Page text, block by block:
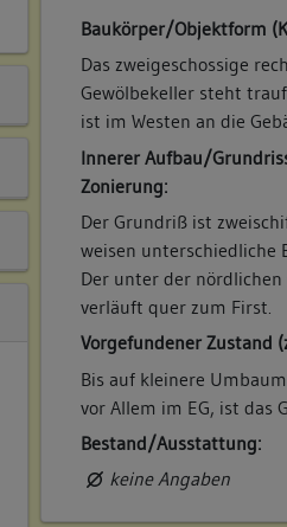
Baukörper/Objektform
Das zweigeschossige
Gewölbekeller steht
ist im Westen an die
Innerer Aufbau/
Zonierung:
Der Grundriß ist
weisen unterschiedliche
Der unter der
verläuft quer zum First.
Vorgefundener Zustand
Bis auf kleinere
vor Allem im EG, ist das
Bestand/Ausstattung:
keine Angaben